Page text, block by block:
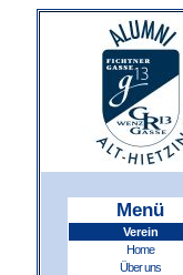
Menü
Verein
Home
Über uns